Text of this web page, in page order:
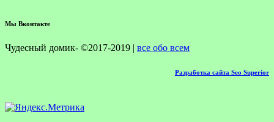
Мы Вконтакте
Чудесный домик- ©2017-2019 | все обо всем
Разработка сайта Seo Superior